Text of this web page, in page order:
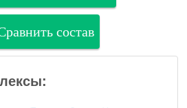
состав